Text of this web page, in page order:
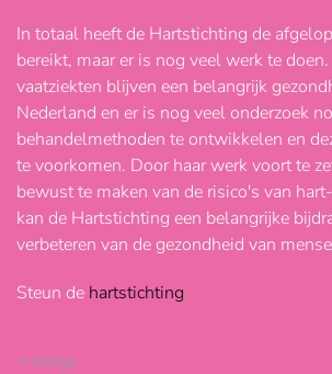
In totaal heeft de Hartstichting de
bereikt, maar er is nog veel werk te
vaatziekten blijven een belangrijk
Nederland en er is nog veel onderzoek
behandelmethoden te ontwikkelen en
te voorkomen. Door haar werk voort te
bewust te maken van de risico's van
kan de Hartstichting een belangrijke
verbeteren van de gezondheid van
Steun de hartstichting
Vorige